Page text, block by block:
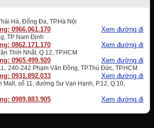
Hà, Đống Đa, TP.Hà Nội
0966.061.170
Xem đường đi
TP Nam Định
0862.171.170
Xem đường đi
Thới Nhất, Q.12, TP.HCM
0965.499.920
Xem đường đi
240-242 Phạm Văn Đồng, TP.Thủ Đức, TP.HCM
0931.892.033 Xem đường đi
Mall, số 11, đường Sư Vạn Hạnh, P.12, Q.10,
0989.883.905 Xem đường đi